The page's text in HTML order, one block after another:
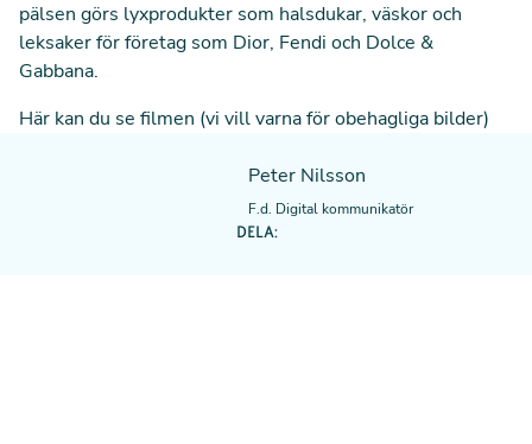
pälsen görs lyxprodukter som halsdukar, väskor och
leksaker för företag som Dior, Fendi och Dolce &
Gabbana.
Här kan du se filmen (vi vill varna för obehagliga bilder)
Peter Nilsson
F.d. Digital kommunikatör
DELA: